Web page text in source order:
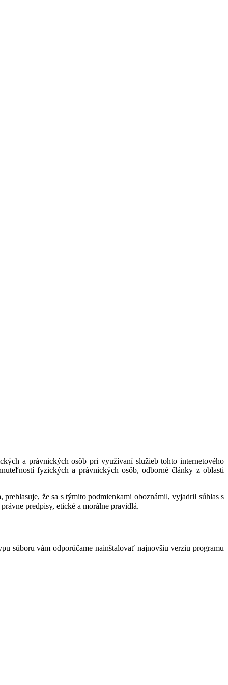
a právnických osôb pri využívaní služieb tohto internetového
fyzických a právnických osôb, odborné články z oblasti
že sa s týmito podmienkami oboznámil, vyjadril súhlas s
predpisy, etické a morálne pravidlá.
súboru vám odporúčame nainštalovať najnovšiu verziu programu